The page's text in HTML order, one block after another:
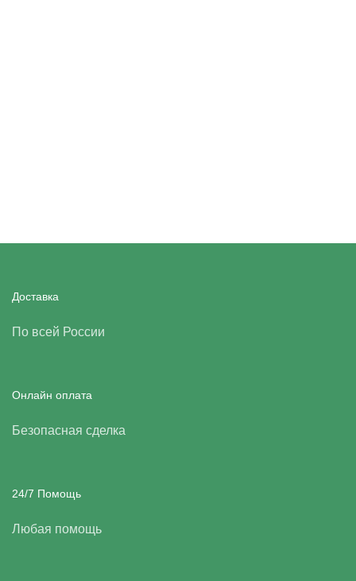
Доставка
По всей России
Онлайн оплата
Безопасная сделка
24/7 Помощь
Любая помощь